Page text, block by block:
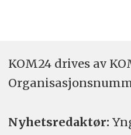
KOM24 drives av
Nyhetsredaktør: